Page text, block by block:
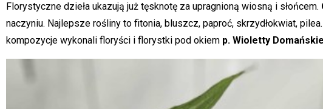
Florystyczne dzieła ukazują już tęsknotę za upragnioną wiosną i słońcem.
naczyniu. Najlepsze rośliny to fitonia, bluszcz, paproć, skrzydłokwiat,
kompozycje wykonali floryści i florystki pod okiem p. Wioletty